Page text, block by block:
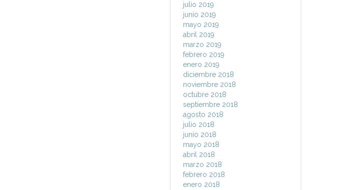
julio 2019
junio 2019
mayo 2019
abril 2019
marzo 2019
febrero 2019
enero 2019
diciembre 2018
noviembre 2018
octubre 2018
septiembre 2018
agosto 2018
julio 2018
junio 2018
mayo 2018
abril 2018
marzo 2018
febrero 2018
enero 2018